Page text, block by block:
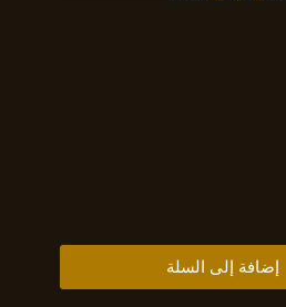
إضافة إلى السلة